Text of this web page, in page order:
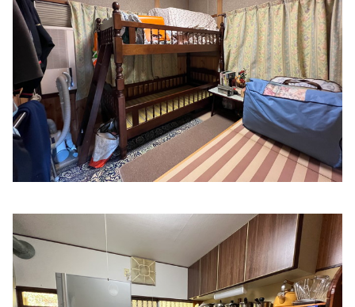
住所:三重県伊勢市御薗町高向６８６−２７ マップで見る
ほりぐち内科ハートクリニック
住所:三重県伊勢市小俣町元町４９６ マップで見る
林耳鼻咽喉科クリニック
住所:三重県伊勢市楠部町２０２−３０ マップで見る
おおやまだクリニック
住所:三重県伊勢市神久２丁目１−１５ マップで見る
寺村内科クリニック
ながや内科クリニック
住所:
三重県伊勢市船江３丁目３−９ マップで見る
久保内科
三重県伊勢市一之木３丁目５−１３ マップで見る